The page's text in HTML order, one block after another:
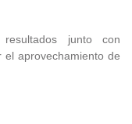
junto con
aprovechamiento de